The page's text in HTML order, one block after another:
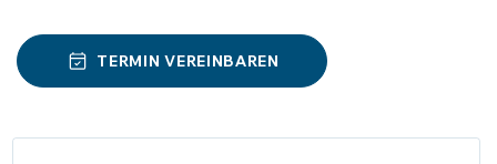
TERMIN VEREINBAREN